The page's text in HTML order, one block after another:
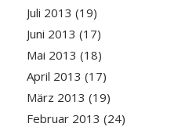
Juli 2013 (19)
Juni 2013 (17)
Mai 2013 (18)
April 2013 (17)
März 2013 (19)
Februar 2013 (24)